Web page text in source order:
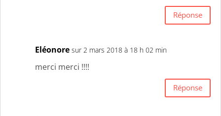
Réponse
Eléonore sur 2 mars 2018 à 18 h 02 min
merci merci !!!!
Réponse